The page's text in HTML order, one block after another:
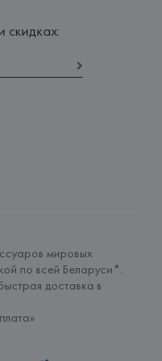
скидках:
мировых
по всей Беларуси*.
доставка в
»